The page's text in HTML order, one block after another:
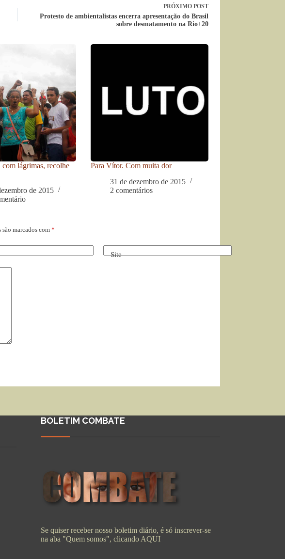
PRÓXIMO POST
Protesto de ambientalistas encerra apresentação do Brasil
sobre desmatamento na Rio+20
com lágrimas, recolhe
de 2015
Para Vítor. Com muita dor
31 de dezembro de 2015
2 comentários
marcados com *
Site
BOLETIM COMBATE
Se quiser receber nosso boletim diário, é só inscrever-se
na aba "Quem somos", clicando AQUI